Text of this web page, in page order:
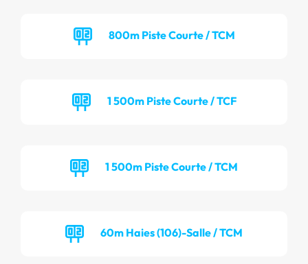
800m Piste Courte / TCM
1 500m Piste Courte / TCF
1 500m Piste Courte / TCM
60m Haies (106)-Salle / TCM